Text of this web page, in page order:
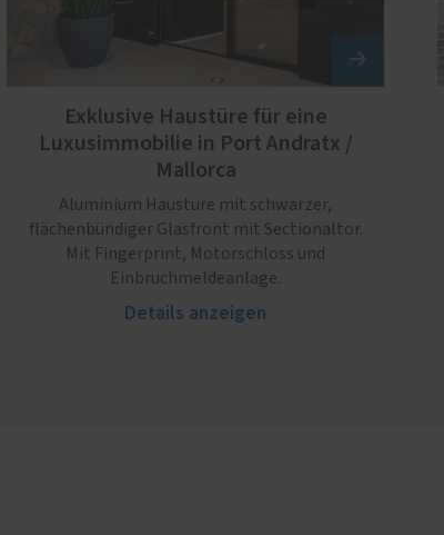
Exklusive Haustüre für eine
Luxusimmobilie in Port Andratx /
Mallorca
Aluminium Haustüre mit schwarzer,
flächenbündiger Glasfront mit Sectionaltor.
Mit Fingerprint, Motorschloss und
Einbruchmeldeanlage.
Details anzeigen